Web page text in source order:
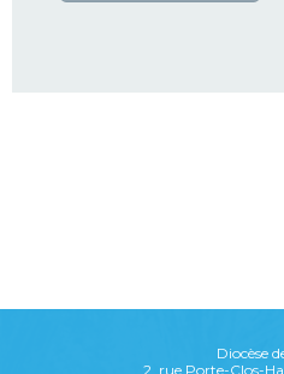
Diocèse
2, rue Porte-Clos-